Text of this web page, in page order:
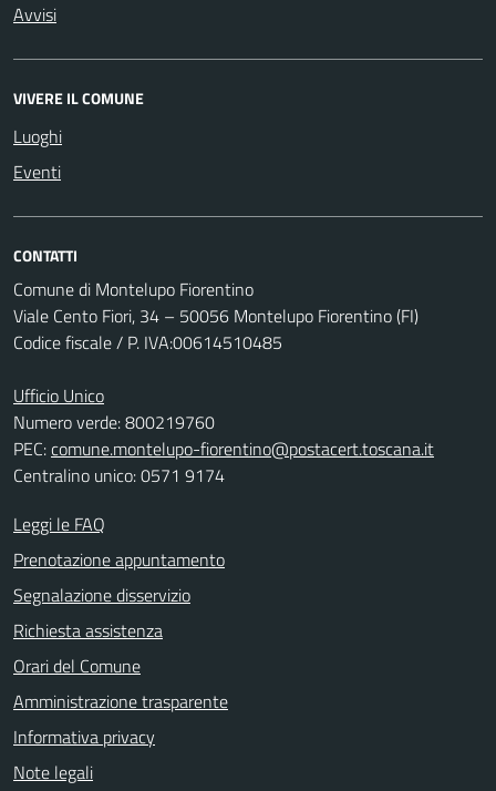
Avvisi
VIVERE IL COMUNE
Luoghi
Eventi
CONTATTI
Comune di Montelupo Fiorentino
Viale Cento Fiori, 34 – 50056 Montelupo Fiorentino (FI)
Codice fiscale / P. IVA:00614510485
Ufficio Unico
Numero verde: 800219760
PEC:comune.montelupo-fiorentino@postacert.toscana.it
Centralino unico: 0571 9174
Leggi le FAQ
Prenotazione appuntamento
Segnalazione disservizio
Richiesta assistenza
Orari del Comune
Amministrazione trasparente
Informativa privacy
Note legali